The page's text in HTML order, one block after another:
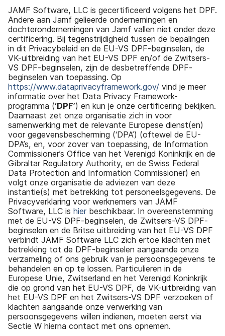
JAMF Software, LLC is gecertificeerd volgens het DPF.
Andere aan Jamf gelieerde ondernemingen en
dochterondernemingen van Jamf vallen niet onder deze
certificering. Bij tegenstrijdigheid tussen de bepalingen
in dit Privacybeleid en de EU-VS DPF-beginselen, de
VK-uitbreiding van het EU-VS DPF en/of de Zwitsers-
VS DPF-beginselen, zijn de desbetreffende DPF-
beginselen van toepassing. Op
https://www.dataprivacyframework.gov/ vind je meer
informatie over het Data Privacy Framework-
programma (‘DPF’) en kun je onze certificering bekijken.
Daarnaast zet onze organisatie zich in voor
samenwerking met de relevante Europese dienst(en)
voor gegevensbescherming (‘DPA’) (oftewel de EU-
DPA’s, en, voor zover van toepassing, de Information
Commissioner’s Office van het Verenigd Koninkrijk en de
Gibraltar Regulatory Authority, en de Swiss Federal
Data Protection and Information Commissioner) en
volgt onze organisatie de adviezen van deze
instantie(s) met betrekking tot personeelsgegevens. De
Privacyverklaring voor werknemers van JAMF
Software, LLC is hierbeschikbaar. In overeenstemming
met de EU-VS DPF-beginselen, de Zwitsers-VS DPF-
beginselen en de Britse uitbreiding van het EU-VS DPF
verbindt JAMF Software LLC zich ertoe klachten met
betrekking tot de DPF-beginselen aangaande onze
verzameling of ons gebruik van je persoonsgegevens te
behandelen en op te lossen. Particulieren in de
Europese Unie, Zwitserland en het Verenigd Koninkrijk
die op grond van het EU-VS DPF, de VK-uitbreiding van
het EU-VS DPF en het Zwitsers-VS DPF verzoeken of
klachten aangaande onze verwerking van
persoonsgegevens willen indienen, moeten eerst via
Sectie W hierna contact met ons opnemen.